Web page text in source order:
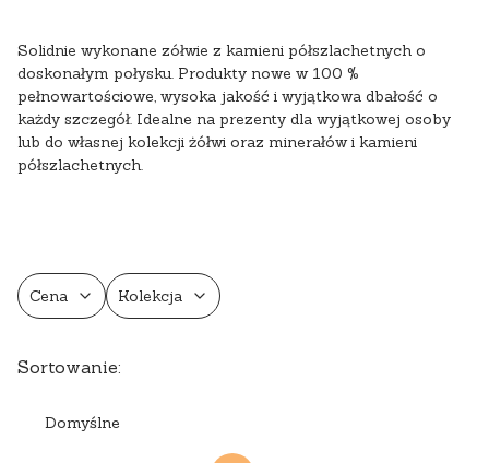
Solidnie wykonane zółwie z kamieni półszlachetnych o
doskonałym połysku. Produkty nowe w 100 %
pełnowartościowe, wysoka jakość i wyjątkowa dbałość o
każdy szczegół. Idealne na prezenty dla wyjątkowej osoby
lub do własnej kolekcji żółwi oraz minerałów i kamieni
półszlachetnych.
Cena Kolekcja
Lista produktów
Sortowanie:
Domyślne